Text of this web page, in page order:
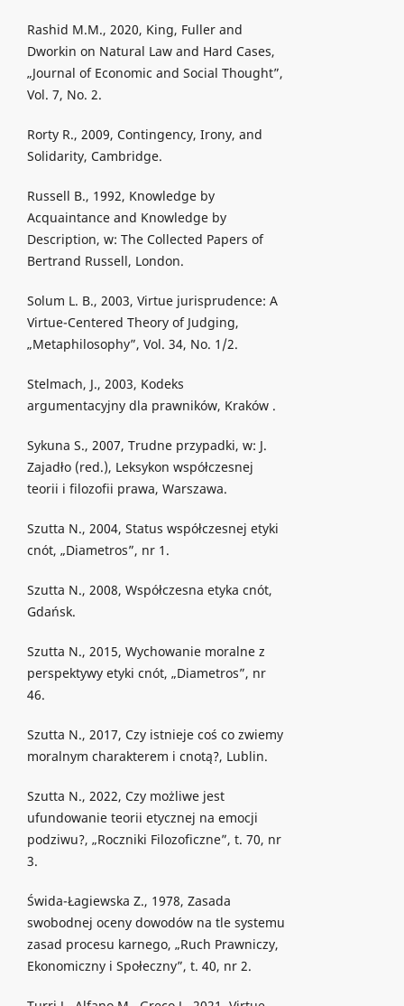
Rashid M.M., 2020, King, Fuller and
Dworkin on Natural Law and Hard Cases,
„Journal of Economic and Social Thought”,
Vol. 7, No. 2.
Rorty R., 2009, Contingency, Irony, and
Solidarity, Cambridge.
Russell B., 1992, Knowledge by
Acquaintance and Knowledge by
Description, w: The Collected Papers of
Bertrand Russell, London.
Solum L. B., 2003, Virtue jurisprudence: A
Virtue-Centered Theory of Judging,
„Metaphilosophy”, Vol. 34, No. 1/2.
Stelmach, J., 2003, Kodeks
argumentacyjny dla prawników, Kraków .
Sykuna S., 2007, Trudne przypadki, w: J.
Zajadło (red.), Leksykon współczesnej
teorii i filozofii prawa, Warszawa.
Szutta N., 2004, Status współczesnej etyki
cnót, „Diametros”, nr 1.
Szutta N., 2008, Współczesna etyka cnót,
Gdańsk.
Szutta N., 2015, Wychowanie moralne z
perspektywy etyki cnót, „Diametros”, nr
46.
Szutta N., 2017, Czy istnieje coś co zwiemy
moralnym charakterem i cnotą?, Lublin.
Szutta N., 2022, Czy możliwe jest
ufundowanie teorii etycznej na emocji
podziwu?, „Roczniki Filozoficzne”, t. 70, nr
3.
Świda-Łagiewska Z., 1978, Zasada
swobodnej oceny dowodów na tle systemu
zasad procesu karnego, „Ruch Prawniczy,
Ekonomiczny i Społeczny”, t. 40, nr 2.